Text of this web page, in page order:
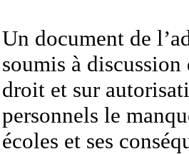
Un document de
soumis à
droit et sur
personnels le
écoles et ses